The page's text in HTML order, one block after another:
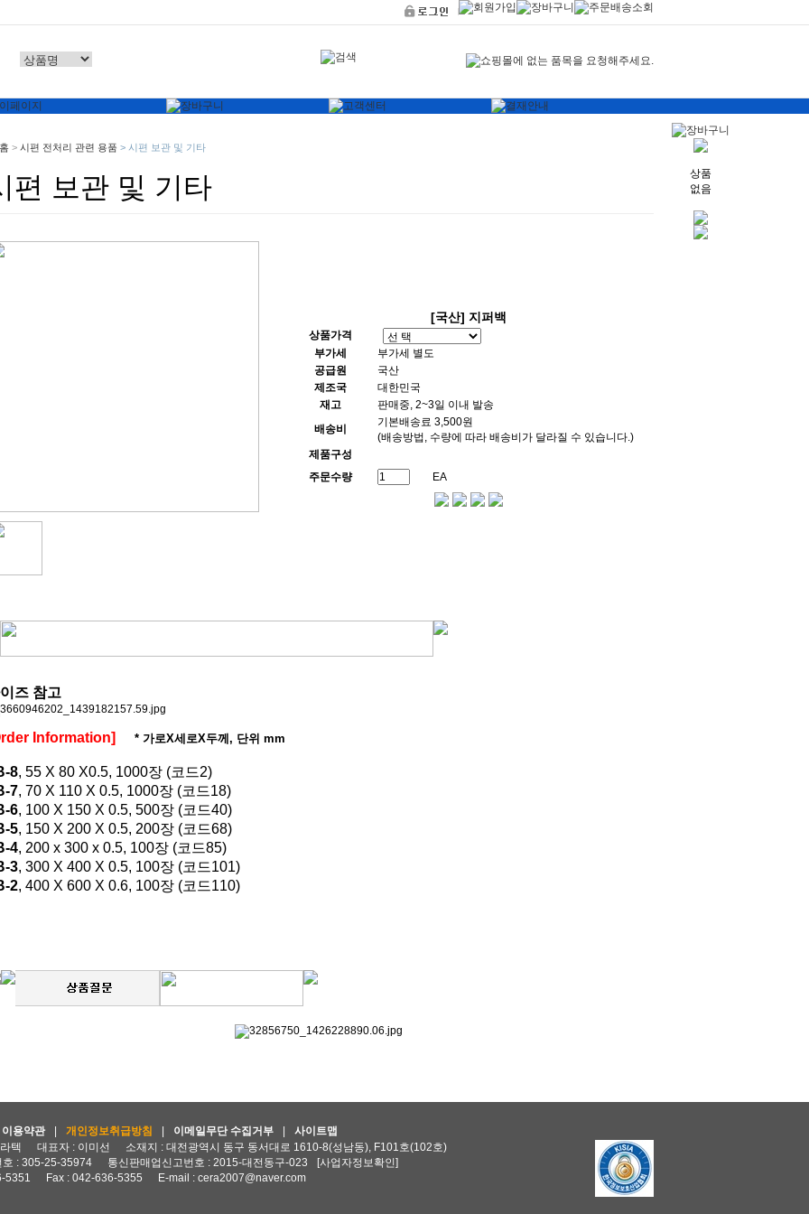
홈 > 시편 전처리 관련 용품 > 시편 보관 및 기타
편 보관 및 기타
[국산] 지퍼백
상품가격
부가세
부가세 별도
공급원
국산
제조국
대한민국
재고
판매중, 2~3일 이내 발송
배송비
기본배송료 3,500원
(배송방법, 수량에 따라 배송비가 달라질 수 있습니다.)
제품구성
주문수량
EA
즈 참고
Information] * 가로X세로X두께, 단위 mm
8, 55 X 80 X0.5, 1000장 (코드2)
7, 70 X 110 X 0.5, 1000장 (코드18)
6, 100 X 150 X 0.5, 500장 (코드40)
5, 150 X 200 X 0.5, 200장 (코드68)
4, 200 x 300 x 0.5, 100장 (코드85)
3, 300 X 400 X 0.5, 100장 (코드101)
2, 400 X 600 X 0.6, 100장 (코드110)
상품
없음
이용약관 개인정보취급방침 이메일무단 수집거부
사이트맵
텍
대표자 : 이미선
소재지 : 대전광역시 동구 동서대로 1610-8(성남동), F101호(102호)
호 : 305-25-35974
통신판매업신고번호 : 2015-대전동구-023
[사업자정보확인]
5351
Fax : 042-636-5355 E-mail : cera2007@naver.com